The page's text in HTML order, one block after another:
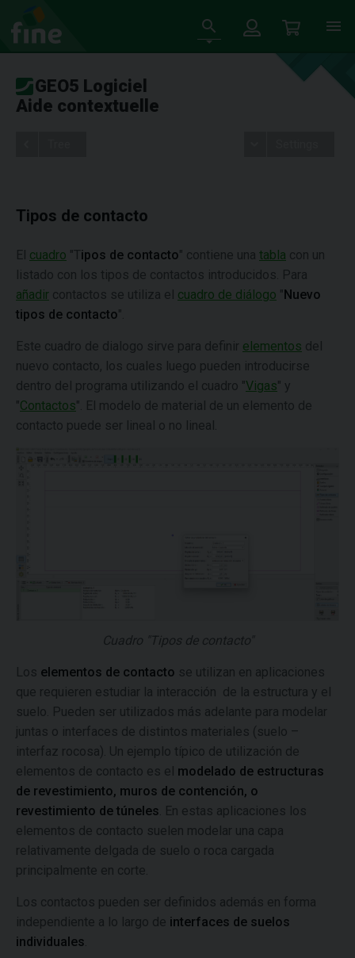
GEO5 Logiciel
Aide contextuelle
Tipos de contacto
El cuadro "Tipos de contacto" contiene una tabla con un
listado con los tipos de contactos introducidos. Para
añadir contactos se utiliza el cuadro de diálogo "Nuevo
tipos de contacto".
Este cuadro de dialogo sirve para definir elementos del
nuevo contacto, los cuales luego pueden introducirse
dentro del programa utilizando el cuadro "Vigas" y
"Contactos". El modelo de material de un elemento de
contacto puede ser lineal o no lineal.
Cuadro "Tipos de contacto"
Los elementos de contacto se utilizan en aplicaciones
que requieren estudiar la interacción de la estructura y el
suelo. Pueden ser utilizados más adelante para modelar
juntas o interfaces de distintos materiales (suelo –
interfaz rocosa). Un ejemplo típico de utilización de
elementos de contacto es el modelado de estructuras
de revestimiento, muros de contención, o
revestimiento de túneles . En estas aplicaciones los
elementos de contacto suelen modelar una capa
relativamente delgada de suelo o roca cargada
principalmente en corte.
Los contactos pueden ser definidos además en forma
independiente a lo largo de interfaces de suelos
individuales